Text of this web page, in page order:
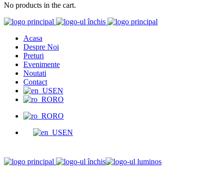
No products in the cart.
Acasa
Despre Noi
Preturi
Evenimente
Noutati
Contact
EN
RO
RO
EN